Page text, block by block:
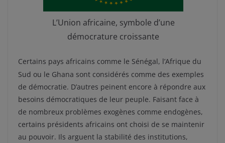
L’Union africaine, symbole d’une
démocrature croissante
Certains pays africains comme le Sénégal, l’Afrique du
Sud ou le Ghana sont considérés comme des exemples
de démocratie. D’autres peinent encore à répondre aux
besoins démocratiques de leur peuple. Faisant face à
de nombreux problèmes exogènes comme endogènes,
certains présidents africains ont choisi de se maintenir
au pouvoir. Ils arguent la stabilité des institutions,